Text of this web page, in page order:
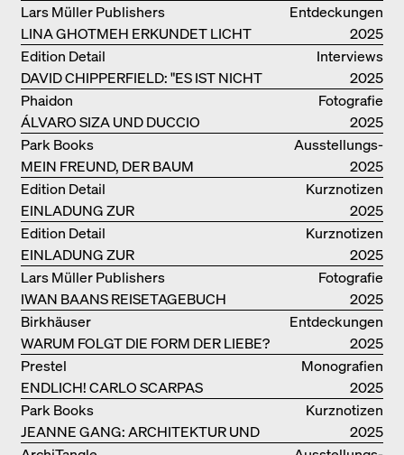
Entdeckungen
LINA GHOTMEH ERKUNDET LICHT
UND DUNKELHEIT
Lars Müller Publishers
2025
Interviews
DAVID CHIPPERFIELD: "ES IST NICHT
SO LEICHT, BERLIN ZU MÖGEN"
Edition Detail
2025
Fotografie
ÁLVARO SIZA UND DUCCIO
MALAGAMBA: SKIZZEN UND
FOTOGRAFIEN
Phaidon
2025
Ausstellungs­
kataloge
MEIN FREUND, DER BAUM
Park Books
2025
Kurznotizen
EINLADUNG ZUR
BUCHVORSTELLUNG
Edition Detail
2025
Kurznotizen
EINLADUNG ZUR
BUCHPRÄSENTATION IM
BREGENZERWALD
Edition Detail
2025
Fotografie
IWAN BAANS REISETAGEBUCH
Lars Müller Publishers
2025
Entdeckungen
WARUM FOLGT DIE FORM DER LIEBE?
Birkhäuser
2025
Monografien
ENDLICH! CARLO SCARPAS
GESAMTWERK
Prestel
2025
Kurznotizen
JEANNE GANG: ARCHITEKTUR UND
Park Books
2025